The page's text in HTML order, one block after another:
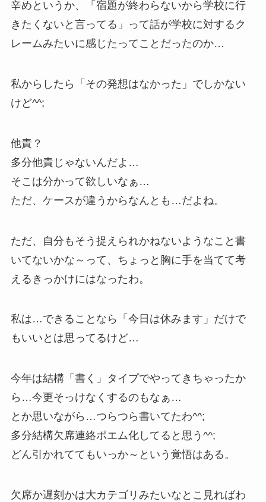
辛めというか、「宿題が終わらないから学校に行
きたくないと言ってる」って話が学校に対するク
レームみたいに感じたってことだったのか…
私からしたら「その発想はなかった」でしかない
けど^^;
他責？
多分他責じゃないんだよ…
そこは分かって欲しいなぁ…
ただ、ケースが違うからなんとも…だよね。
ただ、自分もそう捉えられかねないようなこと書
いてないかな～って、ちょっと胸に手を当てて考
えるきっかけにはなったわ。
私は…できることなら「今日は休みます」だけで
もいいとは思ってるけど…
今年は結構「書く」タイプでやってきちゃったか
ら…今更そっけなくするのもなぁ…
とか思いながら…つらつら書いてたわ^^;
多分結構欠席連絡ポエム化してると思う^^;
どん引かれててもいっか～という覚悟はある。
欠席か遅刻かは大カテゴリみたいなとこ見ればわ